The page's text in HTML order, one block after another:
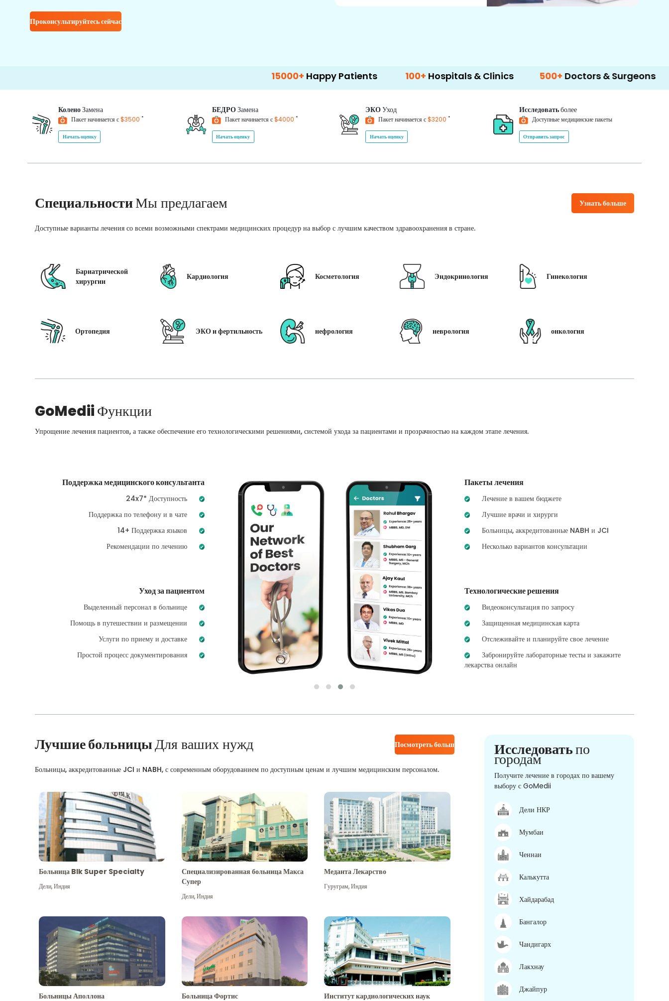
Проконсультируйтесь сейчас
Happy Patients 100+ Hospitals & Clinics 500+ Doctors & Surgeons 14+
КоленоЗамена
Пакет начинается с$3500 *
Начать оценку
БЕДРОЗамена
Пакет начинается с$4000 *
Начать оценку
ЭКОУход
Пакет начинается с$3200 *
Начать оценку
Исследоватьболее
Доступные медицинские пакеты
Отправить запрос
СпециальностиМы предлагаем Узнать больше
Доступные варианты лечения со всеми возможными спектрами медицинских процедур на выбор с лучшим качеством здравоохранения в стране.
Бариатрической
хирургии
Кардиология Косметология Эндокринология Гинекология
Ортопедия ЭКО и фертильность нефрология неврология онкология
GoMediiФункции
Упрощение лечения пациентов, а также обеспечение его технологическими решениями, системой ухода за пациентами и прозрачностью на каждом этапе лечения.
Поддержка медицинского консультанта
24x7* Доступность
Поддержка по телефону и в чате
14+ Поддержка языков
Рекомендации по лечению
Уход за пациентом
Выделенный персонал в больнице
Помощь в путешествии и размещении
Услуги по приему и доставке
Простой процесс документирования
Пакеты лечения
Лечение в вашем бюджете
Лучшие врачи и хирурги
Больницы, аккредитованные NABH и JCI
Несколько вариантов консультации
Технологические решения
Видеоконсультация по запросу
Защищенная медицинская карта
Отслеживайте и планируйте свое лечение
Забронируйте лабораторные тесты и закажите
лекарства онлайн
Лучшие больницыДля ваших нужд Посмотреть больше
Больницы, аккредитованные JCI и NABH, с современным оборудованием по доступным ценам и лучшим медицинским персоналом.
Больница Blk Super Specialty
Дели,Индия
Специализированная больница Макса
Супер
Дели,Индия
Меданта Лекарство
Гуруграм,Индия
Больницы Аполлона Больница Фортис
Институт кардиологических наук
Исследоватьпо
городам
Получите лечение в городах по вашему
выбору с GoMedii
Дели НКР
Мумбаи
Ченнаи
Калькутта
Хайдарабад
Бангалор
Чандигарх
Лакхнау
Джайпур